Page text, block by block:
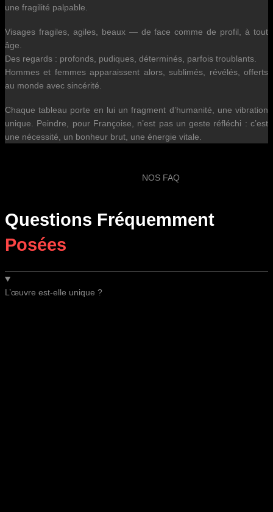
une fragilité palpable.
Visages fragiles, agiles, beaux — de face comme de profil, à tout
âge.
Des regards : profonds, pudiques, déterminés, parfois troublants.
Hommes et femmes apparaissent alors, sublimés, révélés, offerts
au monde avec sincérité.
Chaque tableau porte en lui un fragment d’humanité, une vibration
unique. Peindre, pour Françoise, n’est pas un geste réfléchi : c’est
une nécessité, un bonheur brut, une énergie vitale.
NOS FAQ
Questions Fréquemment
Posées
L’œuvre est-elle unique ?